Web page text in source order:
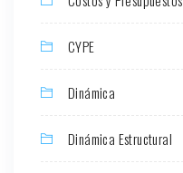
CYPE
Dinámica
Dinámica Estructural